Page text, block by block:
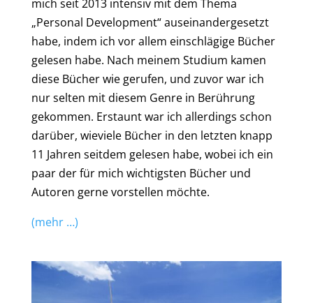
mich seit 2013 intensiv mit dem Thema
„Personal Development“ auseinandergesetzt
habe, indem ich vor allem einschlägige Bücher
gelesen habe. Nach meinem Studium kamen
diese Bücher wie gerufen, und zuvor war ich
nur selten mit diesem Genre in Berührung
gekommen. Erstaunt war ich allerdings schon
darüber, wieviele Bücher in den letzten knapp
11 Jahren seitdem gelesen habe, wobei ich ein
paar der für mich wichtigsten Bücher und
Autoren gerne vorstellen möchte.
(mehr …)